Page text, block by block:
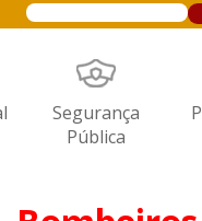
Segurança
Pública